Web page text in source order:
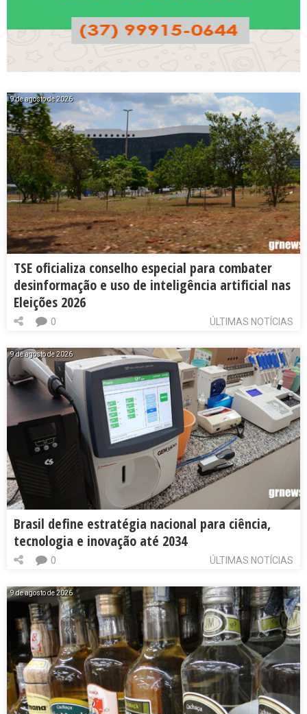
9 de agosto de 2026
TSE oficializa conselho especial para combater
desinformação e uso de inteligência artificial nas
Eleições 2026
ÚLTIMAS NOTÍCIAS
0
9 de agosto de 2026
Brasil define estratégia nacional para ciência,
tecnologia e inovação até 2034
ÚLTIMAS NOTÍCIAS
0
9 de agosto de 2026